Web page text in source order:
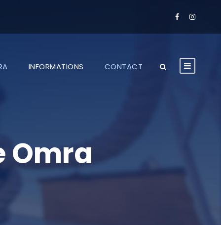
INFORMATIONS CONTACT
Omra